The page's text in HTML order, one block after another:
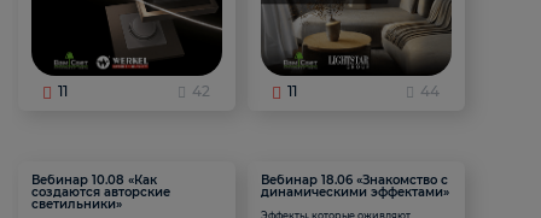
11 42 11 44
Вебинар 10.08 «Как
создаются авторские
светильники»
Вебинар 18.06 «Знакомство с
динамическими эффектами»
Эффекты, которые оживляют